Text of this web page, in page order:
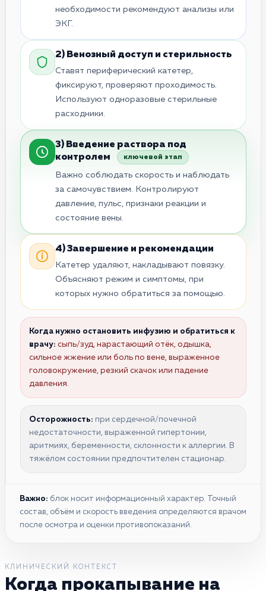
необходимости рекомендуют анализы или
ЭКГ.
2) Венозный доступ и стерильность
Ставят периферический катетер,
фиксируют, проверяют проходимость.
Используют одноразовые стерильные
расходники.
3) Введение раствора под
контролем
ключевой этап
Важно соблюдать скорость и наблюдать
за самочувствием. Контролируют
давление, пульс, признаки реакции и
состояние вены.
4) Завершение и рекомендации
Катетер удаляют, накладывают повязку.
Объясняют режим и симптомы, при
которых нужно обратиться за помощью.
Когда нужно остановить инфузию и обратиться к
врачу: сыпь/зуд, нарастающий отёк, одышка,
сильное жжение или боль по вене, выраженное
головокружение, резкий скачок или падение
давления.
Осторожность: при сердечной/почечной
недостаточности, выраженной гипертонии,
аритмиях, беременности, склонности к аллергии. В
тяжёлом состоянии предпочтителен стационар.
Важно: блок носит информационный характер. Точный
состав, объём и скорость введения определяются врачом
после осмотра и оценки противопоказаний.
КЛИНИЧЕСКИЙ КОНТЕКСТ
Когда прокапывание на